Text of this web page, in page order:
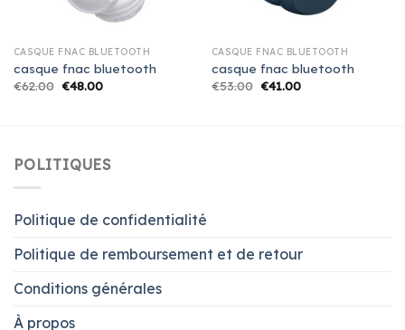
CASQUE FNAC BLUETOOTH
casque fnac bluetooth
€62.00 €48.00
CASQUE FNAC BLUETOOTH
casque fnac bluetooth
€53.00 €41.00
POLITIQUES
Politique de confidentialité
Politique de remboursement et de retour
Conditions générales
À propos